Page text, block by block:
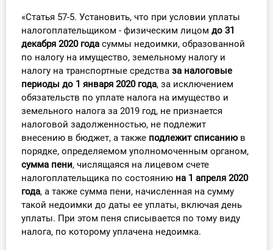
Учет по отраслям
Юридический помощник
Интернет-магазин
О Системе
Обучение
Тарифы
Тестирование для
бухгалтера
«Статья 57-5. Установить, что при условии уплаты
налогоплательщиком - физическим лицом до 31
декабря 2020 года суммы недоимки, образованной
по налогу на имущество, земельному налогу и
налогу на транспортные средства за налоговые
периоды до 1 января 2020 года, за исключением
обязательств по уплате налога на имущество и
земельного налога за 2019 год, не признается
налоговой задолженностью, не подлежит
внесению в бюджет, а также подлежит списаниюв
порядке, определяемом уполномоченным органом,
сумма пени, числящаяся на лицевом счете
налогоплательщика по состоянию на 1 апреля 2020
года, а также сумма пени, начисленная на сумму
такой недоимки до даты ее уплаты, включая день
уплаты. При этом пеня списывается по тому виду
налога, по которому уплачена недоимка.